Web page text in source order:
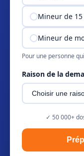
Mineur de 15
Mineur de
Pour une personne
Raison de la
✓ 50 000+